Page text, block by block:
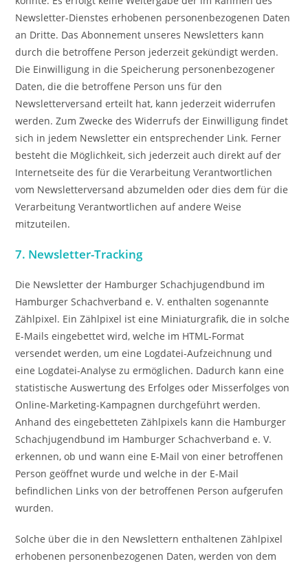
Newsletter-Dienstes erhobenen personenbezogenen Daten
an Dritte. Das Abonnement unseres Newsletters kann
durch die betroffene Person jederzeit gekündigt werden.
Die Einwilligung in die Speicherung personenbezogener
Daten, die die betroffene Person uns für den
Newsletterversand erteilt hat, kann jederzeit widerrufen
werden. Zum Zwecke des Widerrufs der Einwilligung findet
sich in jedem Newsletter ein entsprechender Link. Ferner
besteht die Möglichkeit, sich jederzeit auch direkt auf der
Internetseite des für die Verarbeitung Verantwortlichen
vom Newsletterversand abzumelden oder dies dem für die
Verarbeitung Verantwortlichen auf andere Weise
mitzuteilen.
7. Newsletter-Tracking
Die Newsletter der Hamburger Schachjugendbund im
Hamburger Schachverband e. V. enthalten sogenannte
Zählpixel. Ein Zählpixel ist eine Miniaturgrafik, die in solche
E-Mails eingebettet wird, welche im HTML-Format
versendet werden, um eine Logdatei-Aufzeichnung und
eine Logdatei-Analyse zu ermöglichen. Dadurch kann eine
statistische Auswertung des Erfolges oder Misserfolges von
Online-Marketing-Kampagnen durchgeführt werden.
Anhand des eingebetteten Zählpixels kann die Hamburger
Schachjugendbund im Hamburger Schachverband e. V.
erkennen, ob und wann eine E-Mail von einer betroffenen
Person geöffnet wurde und welche in der E-Mail
befindlichen Links von der betroffenen Person aufgerufen
wurden.
Solche über die in den Newslettern enthaltenen Zählpixel
erhobenen personenbezogenen Daten, werden von dem